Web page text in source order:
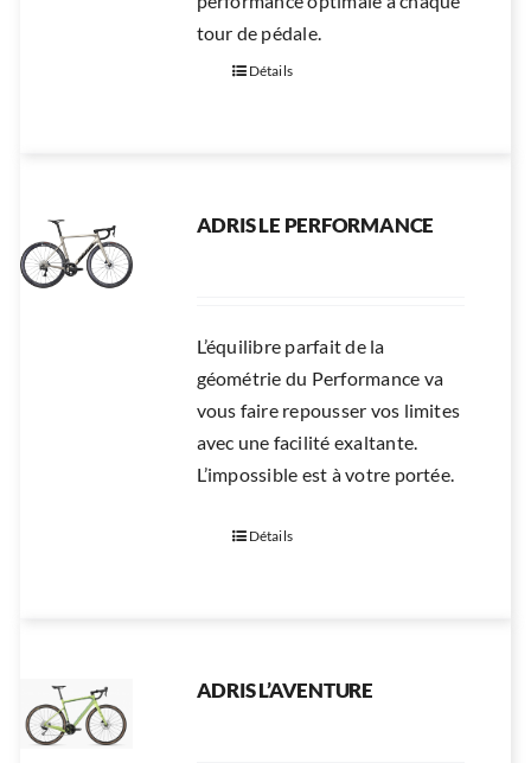
tour de pédale.
Détails
ADRIS LE PERFORMANCE
L’équilibre parfait de la
géométrie du Performance va
vous faire repousser vos limites
avec une facilité exaltante.
L’impossible est à votre portée.
Détails
ADRIS L’AVENTURE